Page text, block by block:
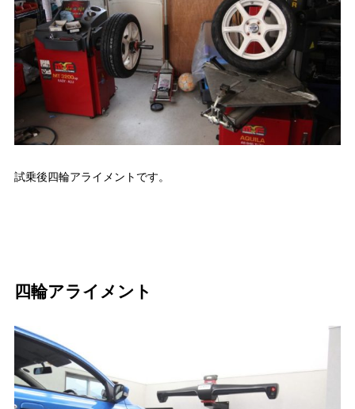
試乗後四輪アライメントです。
四輪アライメント